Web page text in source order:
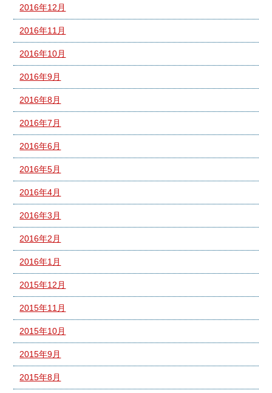
2016年12月
2016年11月
2016年10月
2016年9月
2016年8月
2016年7月
2016年6月
2016年5月
2016年4月
2016年3月
2016年2月
2016年1月
2015年12月
2015年11月
2015年10月
2015年9月
2015年8月